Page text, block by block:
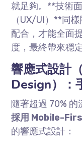
就足夠。 **技術
（UX/UI） **同
配合，才能全面
度，最終帶來穩
響應式設計（
Design）：
隨著超過 70% 的
採用 Mobile-
的響應式設計：